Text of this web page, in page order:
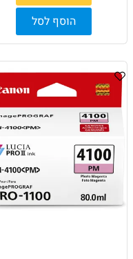
הוסף לסל